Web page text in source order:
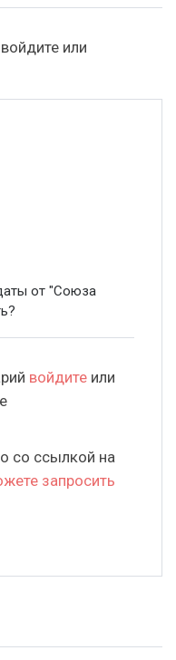
или
от "Союза
войдите или
со ссылкой на
запросить